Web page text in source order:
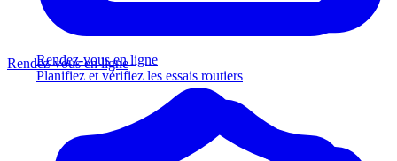
Rendez-vous en ligne
Planifiez et vérifiez les essais routiers
Rendez-vous en ligne